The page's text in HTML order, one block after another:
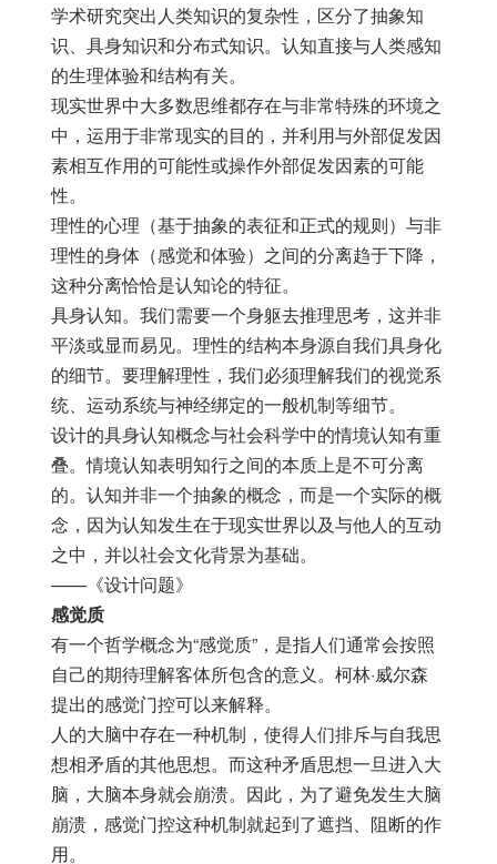
学术研究突出人类知识的复杂性，区分了抽象知
识、具身知识和分布式知识。认知直接与人类感知
的生理体验和结构有关。
现实世界中大多数思维都存在与非常特殊的环境之
中，运用于非常现实的目的，并利用与外部促发因
素相互作用的可能性或操作外部促发因素的可能
性。
理性的心理（基于抽象的表征和正式的规则）与非
理性的身体（感觉和体验）之间的分离趋于下降，
这种分离恰恰是认知论的特征。
具身认知。我们需要一个身躯去推理思考，这并非
平淡或显而易见。理性的结构本身源自我们具身化
的细节。要理解理性，我们必须理解我们的视觉系
统、运动系统与神经绑定的一般机制等细节。
设计的具身认知概念与社会科学中的情境认知有重
叠。情境认知表明知行之间的本质上是不可分离
的。认知并非一个抽象的概念，而是一个实际的概
念，因为认知发生在于现实世界以及与他人的互动
之中，并以社会文化背景为基础。
——《设计问题》
感觉质
有一个哲学概念为“感觉质”，是指人们通常会按照
自己的期待理解客体所包含的意义。柯林·威尔森
提出的感觉门控可以来解释。
人的大脑中存在一种机制，使得人们排斥与自我思
想相矛盾的其他思想。而这种矛盾思想一旦进入大
脑，大脑本身就会崩溃。因此，为了避免发生大脑
崩溃，感觉门控这种机制就起到了遮挡、阻断的作
用。